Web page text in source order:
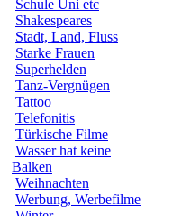
Schule Uni etc
Shakespeares
Stadt, Land, Fluss
Starke Frauen
Superhelden
Tanz-Vergnügen
Tattoo
Telefonitis
Türkische Filme
Wasser hat keine
Balken
Weihnachten
Werbung, Werbefilme